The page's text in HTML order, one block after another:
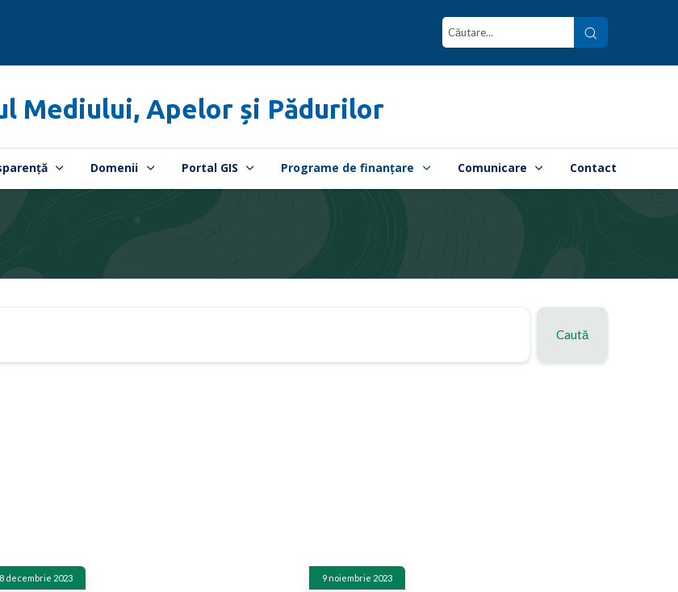
Mediului, Apelor și Pădurilor
Domenii Portal GIS Programe de finanțare Comunicare Contact
Caută
8 decembrie 2023 9 noiembrie 2023